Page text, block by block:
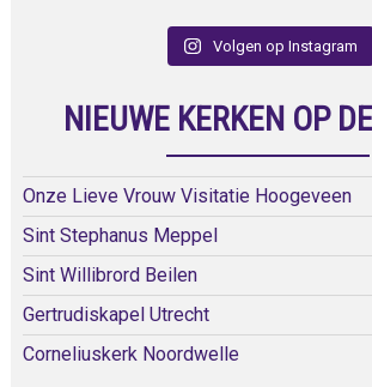
Volgen op Instagram
NIEUWE KERKEN OP
Onze Lieve Vrouw Visitatie Hoogeveen
Sint Stephanus Meppel
Sint Willibrord Beilen
Gertrudiskapel Utrecht
Corneliuskerk Noordwelle